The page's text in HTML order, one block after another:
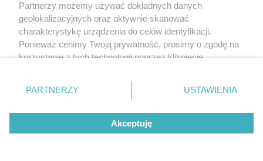
Żaden utwór zamieszczony w serwisie nie może być powielany i
rozpowszechniany lub dalej rozpowszechniany w jakikolwiek sposób (w
tym także elektroniczny lub mechaniczny) na jakimkolwiek polu
eksploatacji w jakiejkolwiek formie, włącznie z umieszczaniem w Internecie
bez pisemnej zgody właściciela praw. Jakiekolwiek użycie lub
wykorzystanie utworów w całości lub w części z naruszeniem prawa, tzn.
Partnerzy możemy używać dokładnych danych
geolokalizacyjnych oraz aktywnie skanować
charakterystykę urządzenia do celów identyfikacji.
Ponieważ cenimy Twoją prywatność, prosimy o zgodę na
korzystanie z tych technologii poprzez kliknięcie
zmienić/wycofać klikając przycisk ustawień prywatności
znajdujący się w lewym dolnym rogu strony
rodzaje przetwarzania danych nie wymagają zgody
użytkownika, ale masz prawo sprzeciwić się takiemu
przetwarzaniu. Preferencje będą miały zastosowanie tylko
PARTNERZY USTAWIENIA
Akceptuję